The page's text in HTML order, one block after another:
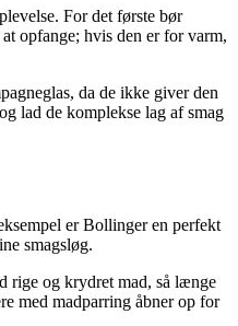
For det første bør
opfange; hvis den er for varm,
da de ikke giver den
lad de komplekse lag af smag
er Bollinger en perfekt
smagsløg.
rige og krydret mad, så længe
med madparring åbner op for